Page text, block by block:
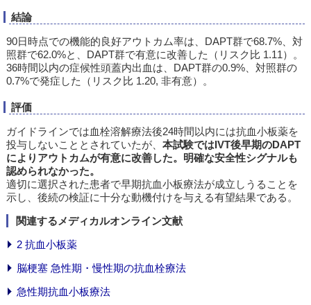
結論
90日時点での機能的良好アウトカム率は、DAPT群で68.7%、対
照群で62.0%と、DAPT群で有意に改善した（リスク比 1.11）。
36時間以内の症候性頭蓋内出血は、DAPT群の0.9%、対照群の
0.7%で発症した（リスク比 1.20, 非有意）。
評価
ガイドラインでは血栓溶解療法後24時間以内には抗血小板薬を
投与しないこととされていたが、 本試験ではIVT後早期のDAPT
によりアウトカムが有意に改善した。明確な安全性シグナルも
認められなかった。
適切に選択された患者で早期抗血小板療法が成立しうることを
示し、後続の検証に十分な動機付けを与える有望結果である。
関連するメディカルオンライン文献
2 抗血小板薬
脳梗塞 急性期・慢性期の抗血栓療法
急性期抗血小板療法